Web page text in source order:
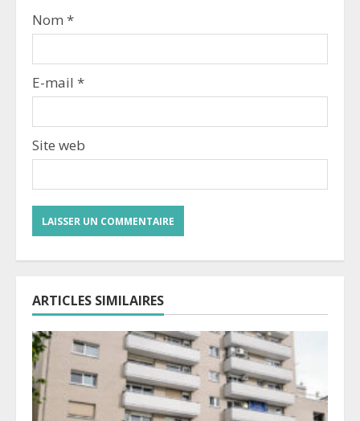
Nom *
E-mail *
Site web
ARTICLES SIMILAIRES